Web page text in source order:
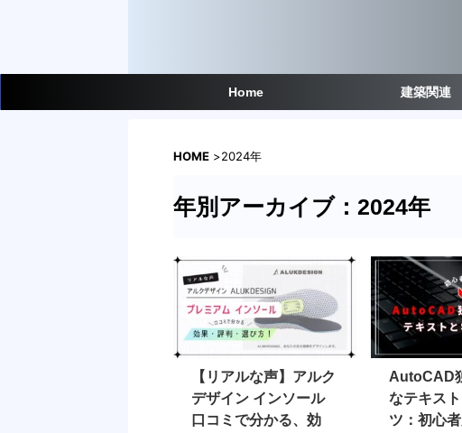
Home 建築関連
HOME >2024年
年別アーカイブ：2024年
【リアルな声】アルク
デザイン インソール
口コミで分かる、効
AutoCAD
なテキス
ツ：初心者